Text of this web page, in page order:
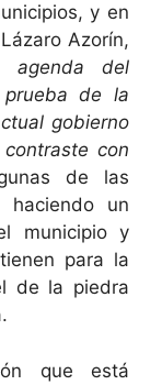
y en
Azorín,
agenda del
de la
gobierno
con
de las
haciendo un
municipio y
para la
de la piedra
que está